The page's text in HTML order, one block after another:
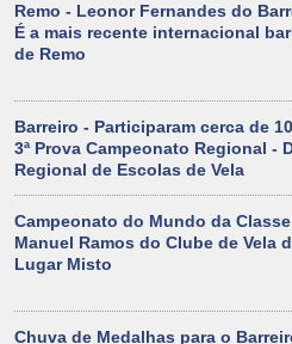
Remo - Leonor Fernandes do
É a mais recente internacional
de Remo
Barreiro - Participaram cerca de
3ª Prova Campeonato Regional -
Regional de Escolas de Vela
Campeonato do Mundo da
Manuel Ramos do Clube de Vela
Lugar Misto
Chuva de Medalhas para o